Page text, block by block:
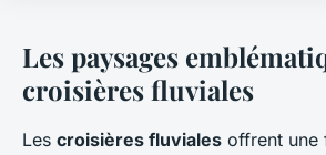
Les paysages
croisières fluviales
Les croisières fluviales offrent une